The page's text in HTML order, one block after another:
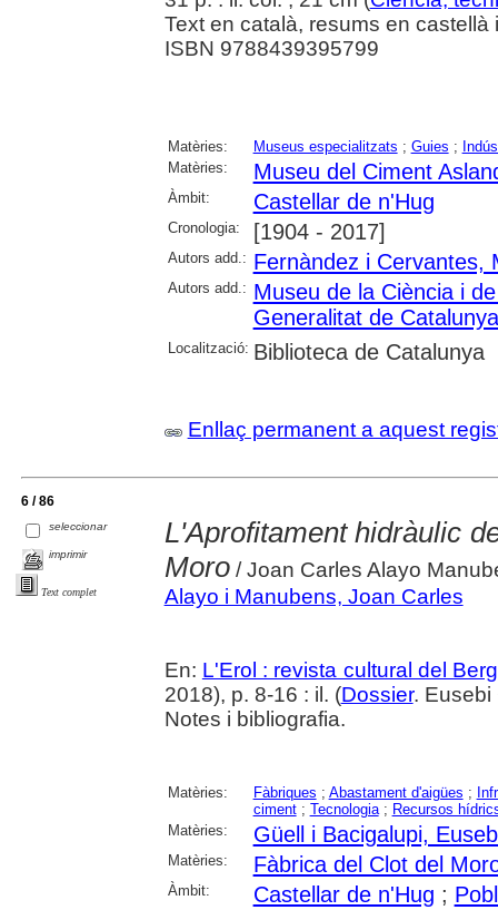
Text en català, resums en castellà
ISBN 9788439395799
Matèries: Museus especialitzats ; Guies ;
Matèries:
Museu del Ciment
Àmbit: Castellar de n'Hug
Cronologia: [1904 - 2017]
Autors add.: Fernàndez i Cervantes,
Autors add.: Museu de la Ciència i
Generalitat de Catalunya
Localització: Biblioteca de Catalunya
Enllaç permanent a aquest
6 / 86
seleccionar
imprimir
Text complet
L'Aprofitament hidràulic
Moro/ Joan Carles Alayo
Alayo i Manubens, Joan Carles
En: L'Erol : revista cultural del
2018), p. 8-16 : il. (Dossier. Eusebi
Notes i bibliografia.
Matèries: Fàbriques ; Abastament d'aigües ;
ciment; Tecnologia; Recursos
Matèries:
Güell i Bacigalupi,
Matèries: Fàbrica del Clot del
Àmbit: Castellar de n'Hug ;